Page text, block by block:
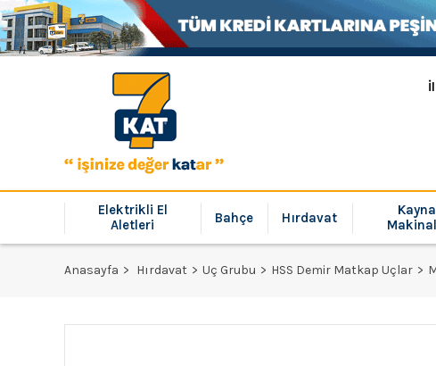
Elektrikli El
Aletleri
Bahçe Hırdavat
Anasayfa Hırdavat Uç Grubu HSS Demir Matkap Uçlar